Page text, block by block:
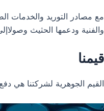
مع مصادر التوريد والخدمات
والفنية ودعمها الحثيث
قيمنا
القيم الجوهرية لشركتنا هي